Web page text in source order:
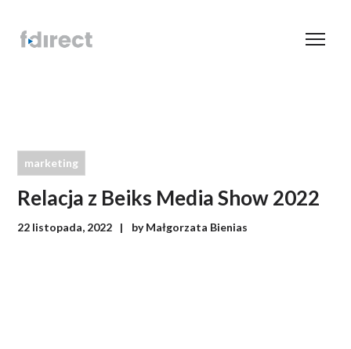
marketing
Relacja z Beiks Media Show 2022
22 listopada, 2022 byMałgorzata Bienias